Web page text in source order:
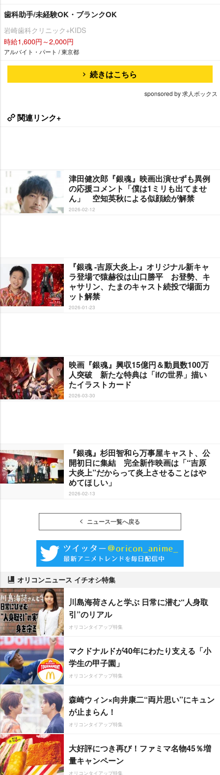
歯科助手/未経験OK・ブランクOK
崎歯科クリニック+KIDS
時給1,600円～2,000円
アルバイト・パート / 東京都
続きはこちら
sponsored by 求人ボックス
関連リンク+
津田健次郎『銀魂』映画出演せずも異例
の応援コメント「僕は1ミリも出てませ
ん」 空知英秋による似顔絵が解禁
2026-02-12
『銀魂 -吉原大炎上-』オリジナル新キャ
ラ登場で猿赫役は山口勝平 お登勢、キ
ャサリン、たまのキャスト続投で場面カ
ット解禁
2026-01-23
映画『銀魂』興収15億円＆動員数100万
人突破 新たな特典は「ifの世界」描い
たイラストカード
2026-03-30
『銀魂』杉田智和ら万事屋キャスト、公
開初日に集結 完全新作映画は「“吉原
大炎上”だからって炎上させることは
めてほしい」
2026-02-13
ニュース一覧へ戻る
オリコンニュース イチオシ特集
川島海荷さんと学ぶ 日常に潜む“人身取
引”のリアル
オリコンタイアップ特集
マクドナルドが40年にわたり支える「小
学生の甲子園」
オリコンタイアップ特集
森崎ウィン×向井康二“両片思い”にキュン
が止まらん！
オリコンタイアップ特集
大好評につき再び！ファミマ名物45％増
量キャンペーン
オリコンタイアップ特集